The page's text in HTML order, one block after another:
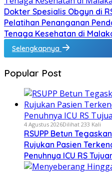
Dokter Spesialis Obgyn di
Pelatihan Penanganan
Tenaga Kesehatan di
Selengkapnya
Popular Post
4 Agustus 2026Dilihat 233 Kali
RSUPP Betun
Rujukan Pasien
Penuhnya ICU RS